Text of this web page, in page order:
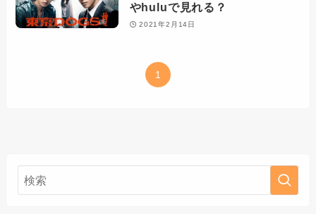
やhuluで見れる？
2021年2月14日
1